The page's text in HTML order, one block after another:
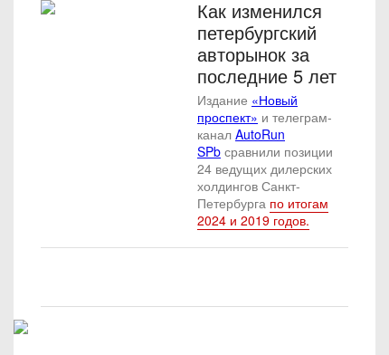
Как изменился
петербургский
авторынок за
последние 5 лет
Издание «Новый
проспект» и телеграм-
канал AutoRun
SPb сравнили позиции
24 ведущих дилерских
холдингов Санкт-
Петербурга по итогам
2024 и 2019 годов.